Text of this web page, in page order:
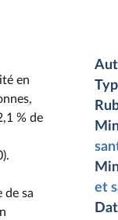
en
% de
de sa
et